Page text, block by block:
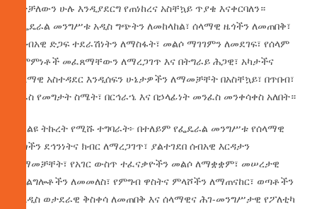
የተቻለውን ሁሉ እንዲያደርግ የጠነከረና አስቸኳይ ጥያቄ እናቀርባለን።
የፌዴራል መንግሥቱ አዲስ ግጭትን ለመከላከል፣ ሰላማዊ ዜጎችን ለመጠበቅ፣
የሰብአዊ ድጋፍ ተደራሽነትን ለማስፋት፣ መልሶ ማገገምን ለመደገፍ፣ የሰላም
ስምምነቶች መፈጸማቸውን ለማረጋገጥ እና በትግራይ ሕጋዊ፣ አካታችና
ሰላማዊ አስተዳደር እንዲሰፍን ሁኔታዎችን ለማመቻቸት በአስቸኳይ፣ በጥበብ፣
በራስ የመግታት ስሜት፣ በርኅራኄ እና በኃላፊነት መንፈስ መንቀሳቀስ አለበት።
9. ልዩ ትኩረት የሚሹ ተግባራት፦ በተለይም የፌዴራል መንግሥቱ የሰላማዊ
ዜጎችን ደኅንነትና ክብር ለማረጋገጥ፣ ያልተገደበ ሰብአዊ እርዳታን
ለማመቻቸት፣ የአገር ውስጥ ተፈናቃዮችን መልሶ ለማቋቋም፣ መሠረታዊ
አገልግሎቶችን ለመመለስ፣ የምግብ ዋስትና ምላሾችን ለማጠናከር፣ ወጣቶችን
ከአዲስ ወታደራዊ ቅስቀሳ ለመጠበቅ እና ሰላማዊና ሕገ-መንግሥታዊ የፖለቲካ